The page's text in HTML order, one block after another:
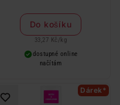
Do košíku
33,27 Kč / kg
dostupné online
načítám
Dárek*